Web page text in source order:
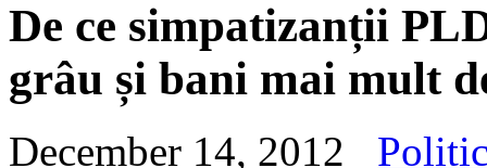
De ce simpatizanții
grâu și bani mai mult
December 14, 2012